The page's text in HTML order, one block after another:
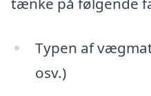
Typen af
osv.)